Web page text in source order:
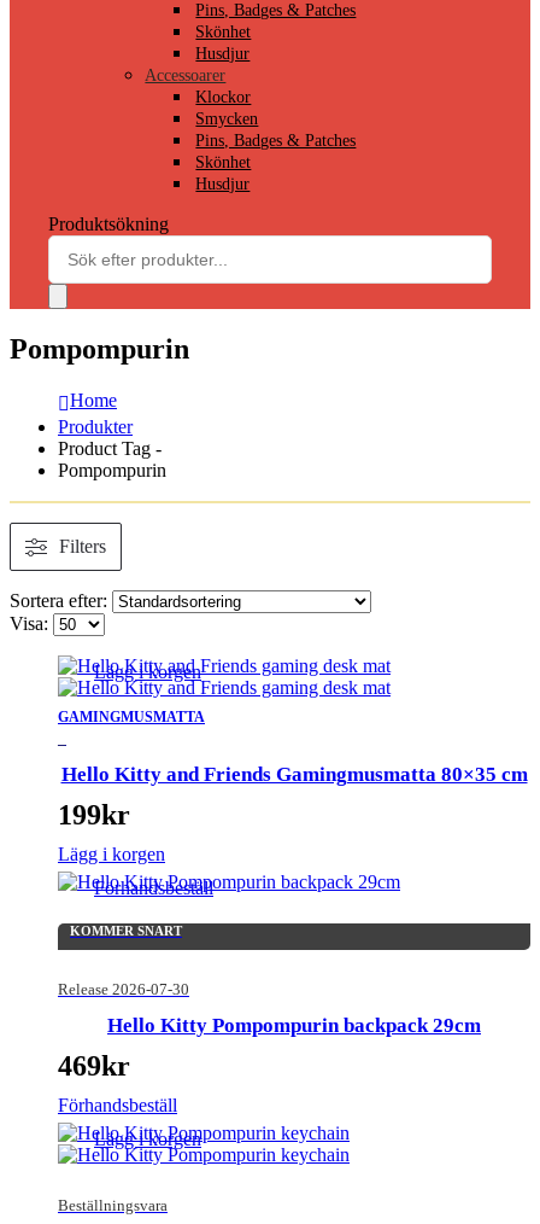
Pins, Badges & Patches
Skönhet
Husdjur
Accessoarer
Klockor
Smycken
Pins, Badges & Patches
Skönhet
Husdjur
Produktsökning
Pompompurin
Home
Produkter
Product Tag -
Pompompurin
Filters
Sortera efter:
Visa:
GAMINGMUSMATTA
Lägg i korgen
Hello Kitty and Friends Gamingmusmatta 80×35 cm
199kr
Lägg i korgen
KOMMER SNART
Release 2026-07-30
Förhandsbeställ
Hello Kitty Pompompurin backpack 29cm
469kr
Förhandsbeställ
Beställningsvara
Lägg i korgen